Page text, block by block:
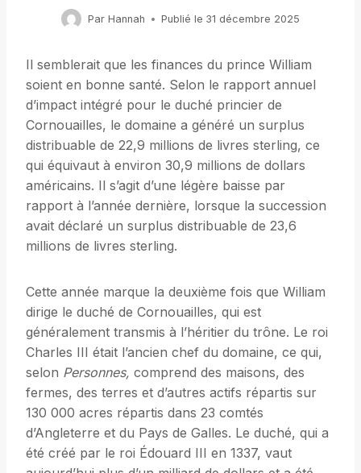
Par Hannah Publié le 31 décembre 2025
Il semblerait que les finances du prince William
soient en bonne santé. Selon le rapport annuel
d’impact intégré pour le duché princier de
Cornouailles, le domaine a généré un surplus
distribuable de 22,9 millions de livres sterling, ce
qui équivaut à environ 30,9 millions de dollars
américains. Il s’agit d’une légère baisse par
rapport à l’année dernière, lorsque la succession
avait déclaré un surplus distribuable de 23,6
millions de livres sterling.
Cette année marque la deuxième fois que William
dirige le duché de Cornouailles, qui est
généralement transmis à l’héritier du trône. Le roi
Charles III était l’ancien chef du domaine, ce qui,
selon Personnes, comprend des maisons, des
fermes, des terres et d’autres actifs répartis sur
130 000 acres répartis dans 23 comtés
d’Angleterre et du Pays de Galles. Le duché, qui a
été créé par le roi Édouard III en 1337, vaut